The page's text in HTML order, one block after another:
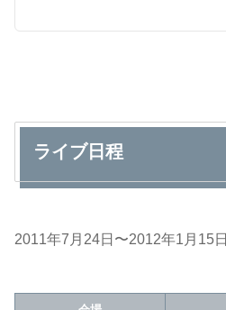
ライブ日程
2011年7月24日〜2012年1月15日